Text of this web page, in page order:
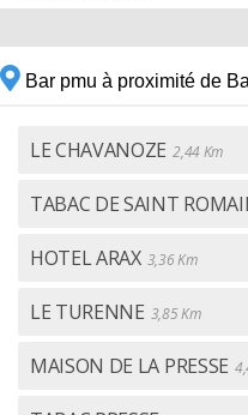
Bar pmu à proximité de
LE CHAVANOZE 2,44 Km
TABAC DE SAINT
HOTEL ARAX 3,36 Km
LE TURENNE 3,85 Km
MAISON DE LA PRESSE